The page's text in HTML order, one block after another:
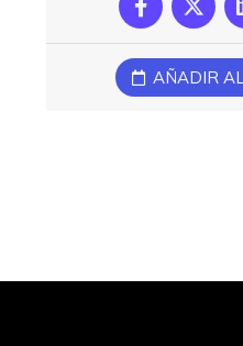
AÑADIR